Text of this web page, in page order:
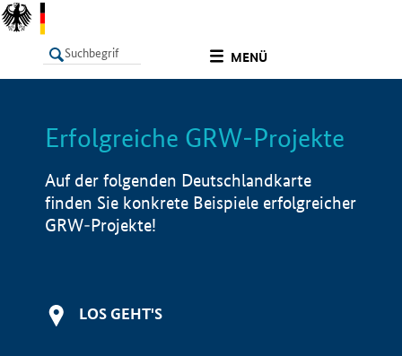
MENÜ
LISTE Info
Erfolgreiche GRW-Projekte
Auf der folgenden Deutschlandkarte
finden Sie konkrete Beispiele erfolgreicher
GRW-Projekte!
LOS GEHT'S